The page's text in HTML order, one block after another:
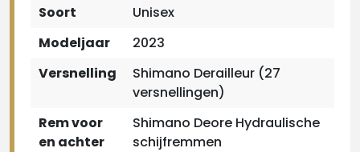
Soort
Unisex
Modeljaar
2023
Versnelling
Shimano Derailleur (27
versnellingen)
Rem voor
en achter
Shimano Deore Hydraulische
schijfremmen